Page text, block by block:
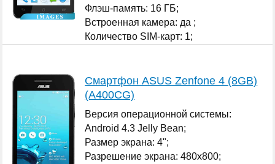
Флэш-память: 16 ГБ;
Встроенная камера: да ;
Количество SIM-карт: 1;
Смартфон ASUS Zenfone 4 (8GB)
(A400CG)
Версия операционной системы:
Android 4.3 Jelly Bean;
Размер экрана: 4";
Разрешение экрана: 480x800;